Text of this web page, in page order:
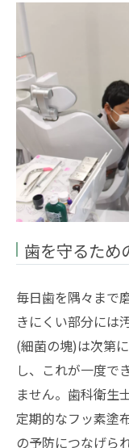
歯を守るため
毎日歯を隅々まで
きにくい部分には
(細菌の塊)は次第
し、これが一度で
ません。歯科衛生
定期的なフッ素塗
の予防につなげら